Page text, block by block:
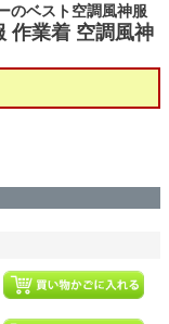
のベスト空調風神服
作業着 空調風神